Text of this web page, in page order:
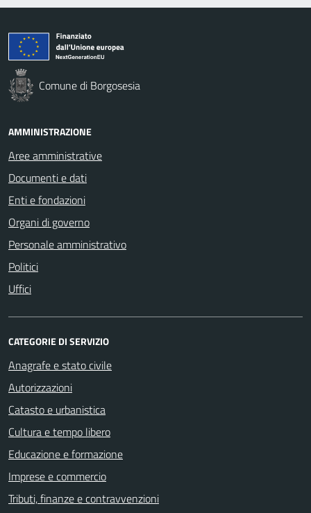
Comune di Borgosesia
AMMINISTRAZIONE
Aree amministrative
Documenti e dati
Enti e fondazioni
Organi di governo
Personale amministrativo
Politici
Uffici
CATEGORIE DI SERVIZIO
Anagrafe e stato civile
Autorizzazioni
Catasto e urbanistica
Cultura e tempo libero
Educazione e formazione
Imprese e commercio
Tributi, finanze e contravvenzioni